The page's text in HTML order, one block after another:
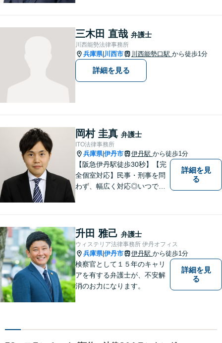
交通事故／企業法務など、幅
広く対応可能。【夜間／休日
対応可能】まずはお気軽にご
連絡ください。
三木田 直哉 弁護士
川西能勢法律事務所
兵庫県| 川西市 川西能勢口駅 から徒歩1分
詳細を見る
岡村 圭真 弁護士
ITO法律事務所
兵庫県|伊丹市 伊丹駅 から徒歩1分
【阪急伊丹駅徒歩30秒】【完
全個室対応】民事・刑事を問
わず、幅広く対応◎いつでも
れず、尽力してまいります。
【メーカー法務経験あり】
詳細を見
る
升田 雅己 弁護士
ウィステリア法律事務所 伊丹オフィス
兵庫県|伊丹市 伊丹駅 から徒歩1分
検察官として１５年のキャリ
アを有する弁護士が、不安解
消のお力になります。
詳細を見
る